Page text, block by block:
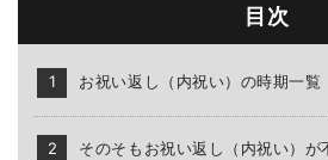
目次
お祝い返し（内祝い）の時期一覧
そのそもお祝い返し（内祝い）が